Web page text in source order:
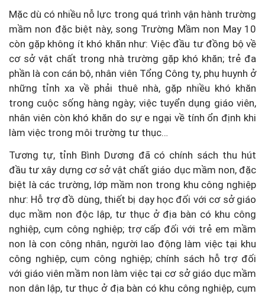
Mặc dù có nhiều nỗ lực trong quá trình vận hành trường
mầm non đặc biệt này, song Trường Mầm non May 10
còn gặp không ít khó khăn như: Việc đầu tư đồng bộ về
cơ sở vật chất trong nhà trường gặp khó khăn; trẻ đa
phần là con cán bộ, nhân viên Tổng Công ty, phụ huynh ở
những tỉnh xa về phải thuê nhà, gặp nhiều khó khăn
trong cuộc sống hàng ngày; việc tuyển dụng giáo viên,
nhân viên còn khó khăn do sự e ngại về tính ổn định khi
làm việc trong môi trường tư thục…
Tương tự, tỉnh Bình Dương đã có chính sách thu hút
đầu tư xây dựng cơ sở vật chất giáo dục mầm non, đặc
biệt là các trường, lớp mầm non trong khu công nghiệp
như: Hỗ trợ đồ dùng, thiết bị dạy học đối với cơ sở giáo
dục mầm non độc lập, tư thục ở địa bàn có khu công
nghiệp, cụm công nghiệp; trợ cấp đối với trẻ em mầm
non là con công nhân, người lao động làm việc tại khu
công nghiệp, cụm công nghiệp; chính sách hỗ trợ đối
với giáo viên mầm non làm việc tại cơ sở giáo dục mầm
non dân lập, tư thục ở địa bàn có khu công nghiệp, cụm